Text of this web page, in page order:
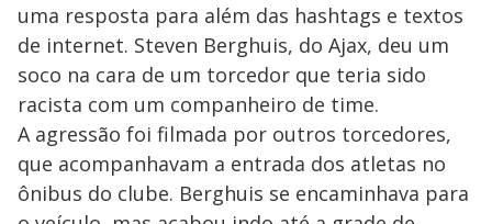
uma resposta para além das hashtags e textos
de internet. Steven Berghuis, do Ajax, deu um
soco na cara de um torcedor que teria sido
racista com um companheiro de time.
A agressão foi filmada por outros torcedores,
que acompanhavam a entrada dos atletas no
ônibus do clube. Berghuis se encaminhava para